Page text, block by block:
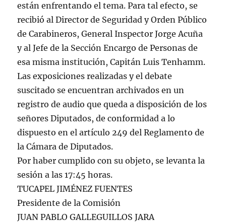
están enfrentando el tema. Para tal efecto, se
recibió al Director de Seguridad y Orden Público
de Carabineros, General Inspector Jorge Acuña
y al Jefe de la Sección Encargo de Personas de
esa misma institución, Capitán Luis Tenhamm.
Las exposiciones realizadas y el debate
suscitado se encuentran archivados en un
registro de audio que queda a disposición de los
señores Diputados, de conformidad a lo
dispuesto en el artículo 249 del Reglamento de
la Cámara de Diputados.
Por haber cumplido con su objeto, se levanta la
sesión a las 17:45 horas.
TUCAPEL JIMÉNEZ FUENTES
Presidente de la Comisión
JUAN PABLO GALLEGUILLOS JARA